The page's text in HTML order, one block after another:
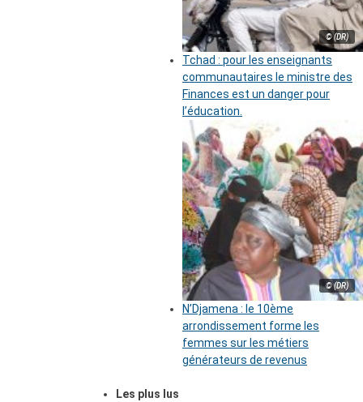
© (DR)
Tchad : pour les enseignants
communautaires le ministre des
Finances est un danger pour
l’éducation.
© (DR)
N’Djamena : le 10ème
arrondissement forme les
femmes sur les métiers
générateurs de revenus
Les plus lus